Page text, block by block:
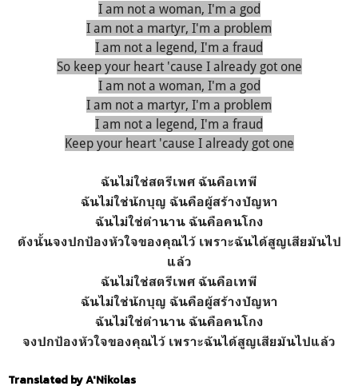
I am not a woman, I'm a god
I am not a martyr, I'm a problem
I am not a legend, I'm a fraud
So keep your heart 'cause I already got one
I am not a woman, I'm a god
I am not a martyr, I'm a problem
I am not a legend, I'm a fraud
Keep your heart 'cause I already got one
ฉันไม่ใช่สตรีเพศ ฉันคือเทพี
ฉันไม่ใช่นักบุญ ฉันคือผู้สร้างปัญหา
ฉันไม่ใช่ตำนาน ฉันคือคนโกง
ดังนั้นจงปกป้องหัวใจของคุณไว้ เพราะฉันได้สูญเสียมันไป
แล้ว
ฉันไม่ใช่สตรีเพศ ฉันคือเทพี
ฉันไม่ใช่นักบุญ ฉันคือผู้สร้างปัญหา
ฉันไม่ใช่ตำนาน ฉันคือคนโกง
จงปกป้องหัวใจของคุณไว้ เพราะฉันได้สูญเสียมันไปแล้ว
Translated by A'Nikolas